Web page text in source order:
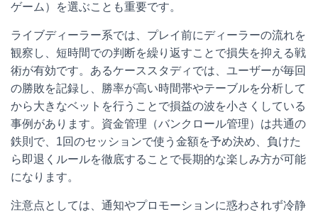
ゲーム）を選ぶことも重要です。
ライブディーラー系では、プレイ前にディーラーの流れを
観察し、短時間での判断を繰り返すことで損失を抑える戦
術が有効です。あるケーススタディでは、ユーザーが毎回
の勝敗を記録し、勝率が高い時間帯やテーブルを分析して
から大きなベットを行うことで損益の波を小さくしている
事例があります。資金管理（バンクロール管理）は共通の
鉄則で、1回のセッションで使う金額を予め決め、負けた
ら即退くルールを徹底することで長期的な楽しみ方が可能
になります。
注意点としては、通知やプロモーションに惑わされず冷静